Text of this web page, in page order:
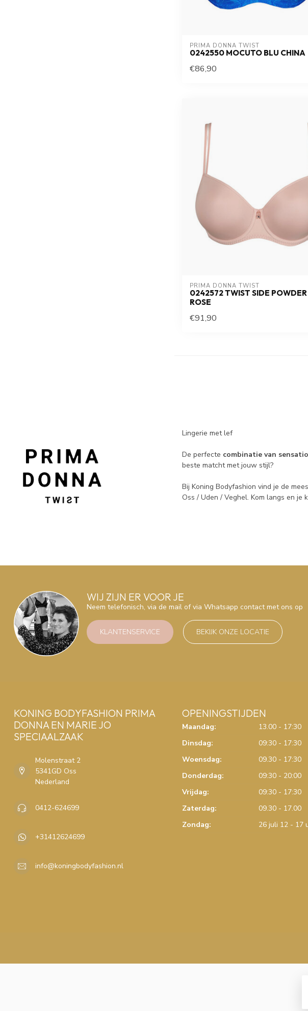
PRIMA DONNA TWIST
0242550 MOCUTO BLU CHINA
€86,90
PRIMA DONNA TWIST
0242572 TWIST SIDE POWDER
ROSE
€91,90
Lingerie met lef
De perfecte combinatie van
beste matcht met jouw stijl?
Bij Koning Bodyfashion vind je de
Oss / Uden / Veghel. Kom langs en je
WIJ ZIJN ER VOOR JE
Neem telefonisch, via de mail of via Whatsapp contact met ons op
KLANTENSERVICE BEKIJK ONZE LOCATIE
KONING BODYFASHION PRIMA
DONNA EN MARIE JO
SPECIAALZAAK
Molenstraat 2
5341GD Oss
Nederland
0412-624699
+31412624699
info@koningbodyfashion.nl
OPENINGSTIJDEN
Maandag:
13.00 - 17:30
Dinsdag:
09:30 - 17:30
Woensdag:
09.30 - 17:30
Donderdag:
09:30 - 20:00
Vrijdag:
09:30 - 17:30
Zaterdag:
09.30 - 17.00
Zondag:
26 juli 12 - 17